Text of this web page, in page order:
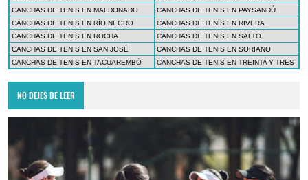
CANCHAS DE TENIS EN MALDONADO
CANCHAS DE TENIS EN PAYSANDÚ
CANCHAS DE TENIS EN RÍO NEGRO
CANCHAS DE TENIS EN RIVERA
CANCHAS DE TENIS EN ROCHA
CANCHAS DE TENIS EN SALTO
CANCHAS DE TENIS EN SAN JOSÉ
CANCHAS DE TENIS EN SORIANO
CANCHAS DE TENIS EN TACUAREMBÓ
CANCHAS DE TENIS EN TREINTA Y TRES
NO DEJES DE LEER